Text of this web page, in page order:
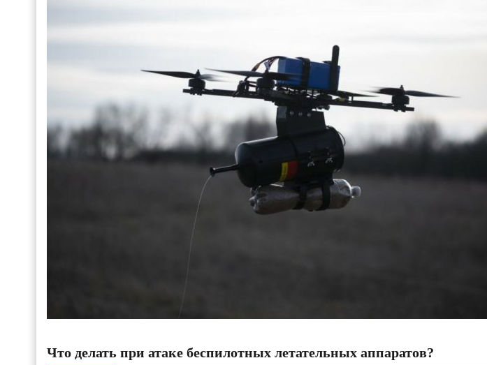
Что делать при атаке беспилотных летательных аппаратов?